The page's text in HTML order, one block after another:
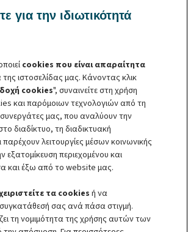
Δεδομένων
Πολιτική Διαχείρισης Παράπονων
Αναφοράς (Whistle Blowing)
και Προσωπικά Δεδομένα
Charter
Societe Generale
| LeasePlan ανήκει στον όμιλο Ayvens, τον
για την ιδιωτικότητά
cookies που είναι απαραίτητα
της ιστοσελίδας μας. Κάνοντας κλικ
cookies", συναινείτε στη χρήση
και παρόμοιων τεχνολογιών από τη
μας, που αναλύουν την
διαδίκτυο, τη διαδικτυακή
λειτουργίες μέσων κοινωνικής
εξατομίκευση περιεχομένου και
και έξω από το website μας.
τα cookies ή να
σας ανά πάσα στιγμή.
τη νομιμότητα της χρήσης αυτών των